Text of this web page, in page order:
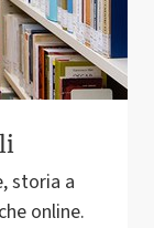
storia a
online.